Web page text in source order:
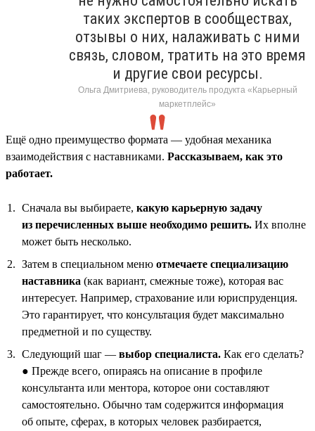
таких экспертов в сообществах,
отзывы о них, налаживать с ними
связь, словом, тратить на это время
и другие свои ресурсы.
Ольга Дмитриева, руководитель продукта «Карьерный
маркетплейс»
Ещё одно преимущество формата — удобная механика
взаимодействия с наставниками. Рассказываем, как это
работает.
Сначала вы выбираете, какую карьерную задачу
из перечисленных выше необходимо решить. Их вполне
может быть несколько.
Затем в специальном меню отмечаете специализацию
наставника (как вариант, смежные тоже), которая вас
интересует. Например, страхование или юриспруденция.
Это гарантирует, что консультация будет максимально
предметной и по существу.
Следующий шаг — выбор специалиста. Как его сделать?
● Прежде всего, опираясь на описание в профиле
консультанта или ментора, которое они составляют
самостоятельно. Обычно там содержится информация
об опыте, сферах, в которых человек разбирается,